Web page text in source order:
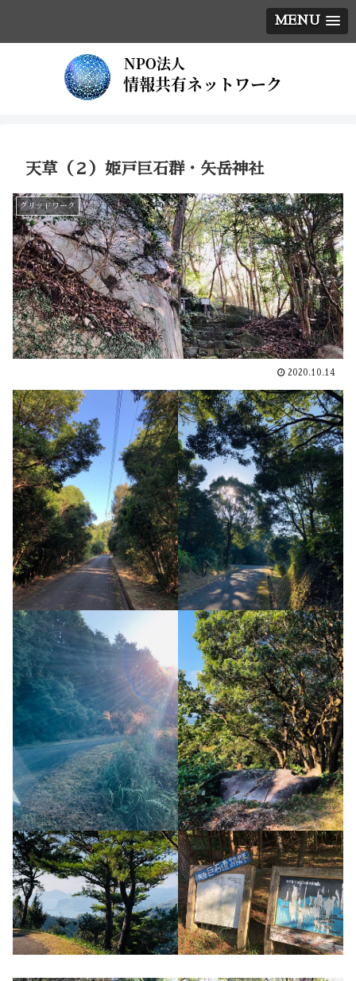
MENU
天草（２）姫戸巨石群・矢岳神社
グリッドワーク
2020.10.14